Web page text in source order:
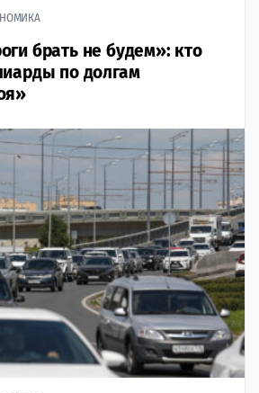
брать не будем»: кто
по долгам